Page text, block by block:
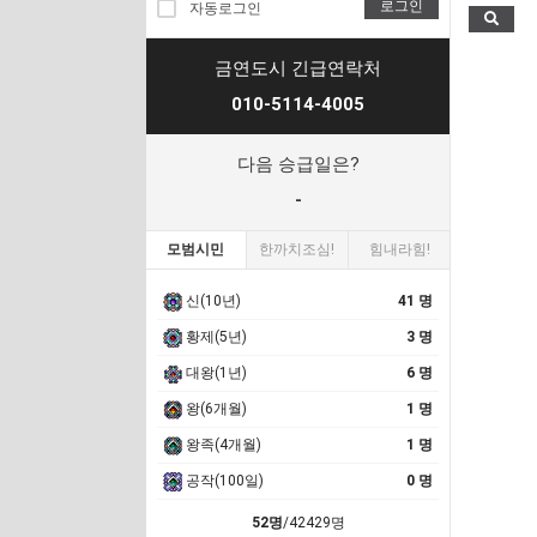
자동로그인 로그인
금연도시 긴급연락처
010-5114-4005
다음 승급일은?
-
모범시민 한까치조심! 힘내라힘!
신(10년) 41 명
황제(5년) 3 명
대왕(1년) 6 명
왕(6개월) 1 명
왕족(4개월) 1 명
공작(100일) 0 명
52명/42429명